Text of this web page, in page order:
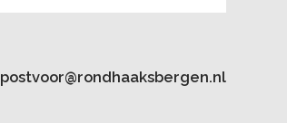
postvoor@rondhaaksbergen.nl